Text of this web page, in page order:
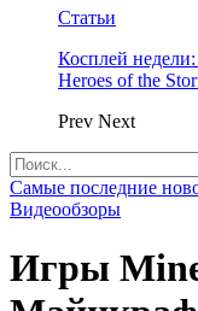
Статьи
Косплей
Heroes of the
Prev Next
Самые последние
Видеообзоры
Игры